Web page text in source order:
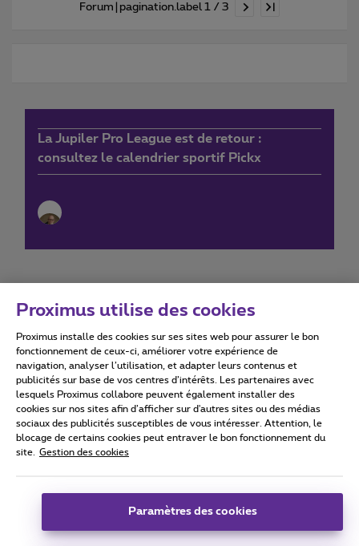
Forum|pagination.label 1 / 3
La Jupiler Pro League est de retour :
consultez le calendrier sportif Pickx
Conditions d'utilisation Accessibility statement
Tous droits réservés. © 2026 Proximus
Conditions générales, info consommateur
Coordonnées de l’entreprise
Boulevard du Roi Albert II 27 - B-1030 Bruxelles.
Proximus utilise des cookies
Proximus installe des cookies sur ses sites web pour assurer le bon
fonctionnement de ceux-ci, améliorer votre expérience de
navigation, analyser l’utilisation, et adapter leurs contenus et
publicités sur base de vos centres d’intérêts. Les partenaires avec
lesquels Proximus collabore peuvent également installer des
cookies sur nos sites afin d’afficher sur d'autres sites ou des médias
sociaux des publicités susceptibles de vous intéresser. Attention, le
blocage de certains cookies peut entraver le bon fonctionnement du
site.
Gestion des cookies
Paramètres des cookies